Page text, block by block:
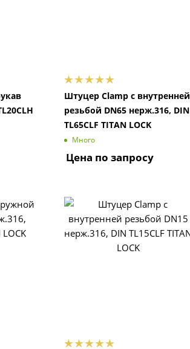
Штуцер Clamp с внутренней
резьбой DN65 нерж.316, DIN
TL65CLF TITAN LOCK
Много
Цена по запросу